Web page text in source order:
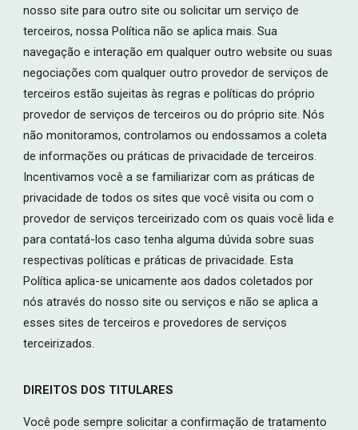
nosso site para outro site ou solicitar um serviço de
terceiros, nossa Política não se aplica mais. Sua
navegação e interação em qualquer outro website ou suas
negociações com qualquer outro provedor de serviços de
terceiros estão sujeitas às regras e políticas do próprio
provedor de serviços de terceiros ou do próprio site. Nós
não monitoramos, controlamos ou endossamos a coleta
de informações ou práticas de privacidade de terceiros.
Incentivamos você a se familiarizar com as práticas de
privacidade de todos os sites que você visita ou com o
provedor de serviços terceirizado com os quais você lida e
para contatá-los caso tenha alguma dúvida sobre suas
respectivas políticas e práticas de privacidade. Esta
Política aplica-se unicamente aos dados coletados por
nós através do nosso site ou serviços e não se aplica a
esses sites de terceiros e provedores de serviços
terceirizados.
DIREITOS DOS TITULARES
Você pode sempre solicitar a confirmação de tratamento